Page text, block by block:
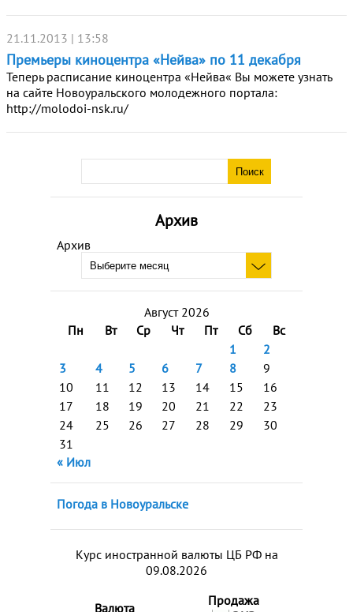
Архив
Архив
Август 2026
Пн
Вт Ср Чт Пт Сб
Вс
1
2
3
4 5 6 7 8
9
10
11 12 13 14 15
16
17
18 19 20 21 22
23
24
25 26 27 28 29
30
31
« Июл
Погода в Новоуральске
Курс иностранной валюты ЦБ РФ на
09.08.2026
Валюта
Продажа
21.11.2013 | 13:58
Премьеры киноцентра «Нейва» по 11 декабря
Теперь расписание киноцентра «Нейва« Вы можете узнать
на сайте Новоуральского молодежного портала:
http://molodoi-nsk.ru/